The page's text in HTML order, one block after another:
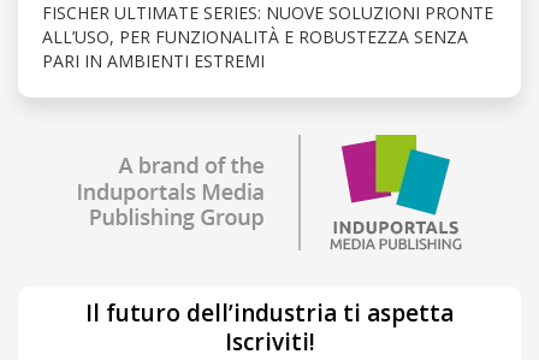
FISCHER ULTIMATE SERIES: NUOVE SOLUZIONI PRONTE
ALL’USO, PER FUNZIONALITÀ E ROBUSTEZZA SENZA
PARI IN AMBIENTI ESTREMI
Il futuro dell’industria ti aspetta
Iscriviti!